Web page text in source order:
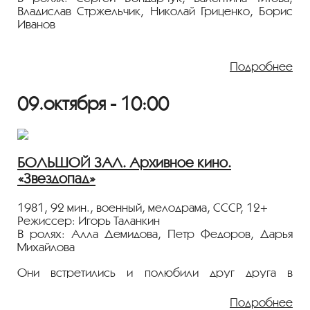
Владислав Стржельчик, Николай Гриценко, Борис
Иванов
рассказывает о бурном мире страстей и борьбы с
ними незаурядного и сильного человека — князя
Всесоюзного кинофестиваля 1979 года.
Показ пройдёт с плёнки 35 мм из коллекции
Госфильмофонда России.
Лента представлена в рамках программы
«ПЕРСОНА. Игорь Таланкин»
Подробнее
09.октября - 10:00
БОЛЬШОЙ ЗАЛ. Архивное кино.
«Звездопад»
1981, 92 мин., военный, мелодрама, СССР, 12+
Режиссер: Игорь Таланкин
В ролях: Алла Демидова, Петр Федоров, Дарья
Михайлова
Они встретились и полюбили друг друга в
диктовала свои законы, не оставлявшие места для
Подробнее